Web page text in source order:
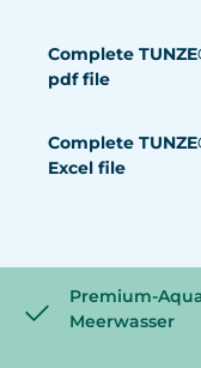
Complete
pdf file
Complete
Excel file
Premium-
Meerwasser